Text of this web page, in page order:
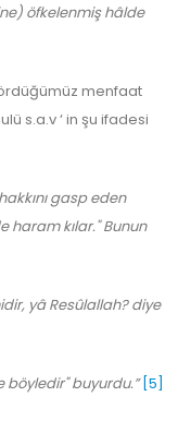
öfkelenmiş hâlde
menfaat
s.a.v ‘ in şu ifadesi
gasp eden
haram kılar." Bunun
yâ Resûlallah? diye
böyledir" buyurdu.” [5]